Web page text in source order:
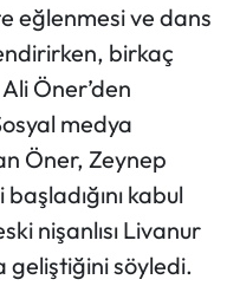
eğlenmesi ve dans
birkaç
Öner’den
medya
Öner, Zeynep
kabul
nişanlısı Livanur
geliştiğini söyledi.